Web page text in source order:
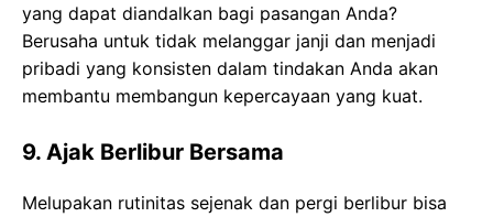
yang dapat diandalkan bagi pasangan Anda?
Berusaha untuk tidak melanggar janji dan menjadi
pribadi yang konsisten dalam tindakan Anda akan
membantu membangun kepercayaan yang kuat.
9. Ajak Berlibur Bersama
Melupakan rutinitas sejenak dan pergi berlibur bisa